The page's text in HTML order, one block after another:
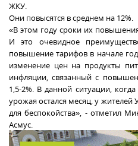
ЖКУ.
Они повысятся в среднем на 12%.
«В этом году сроки их
И это очевидное
повышение тарифов в начале
изменение цен на продукты
инфляции, связанный с
1,5-2%. В данной ситуации,
урожая остался месяц, у жителей
для беспокойства», - отметил
Асмус.